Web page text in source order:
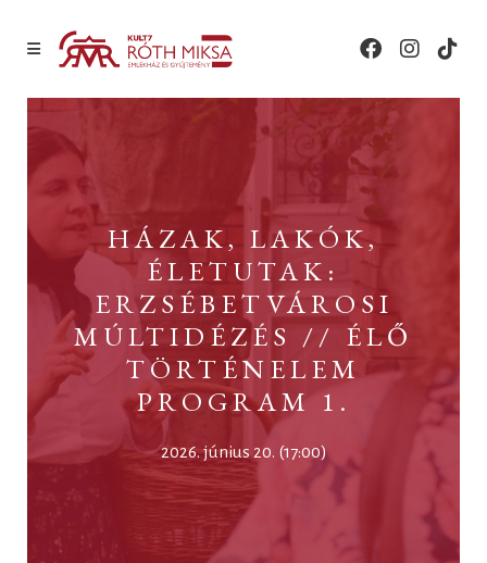
HÁZAK, LAKÓK,
ÉLETUTAK:
ERZSÉBETVÁROSI
MÚLTIDÉZÉS // ÉLŐ
TÖRTÉNELEM
PROGRAM 1.
2026. június 20. (17:00)